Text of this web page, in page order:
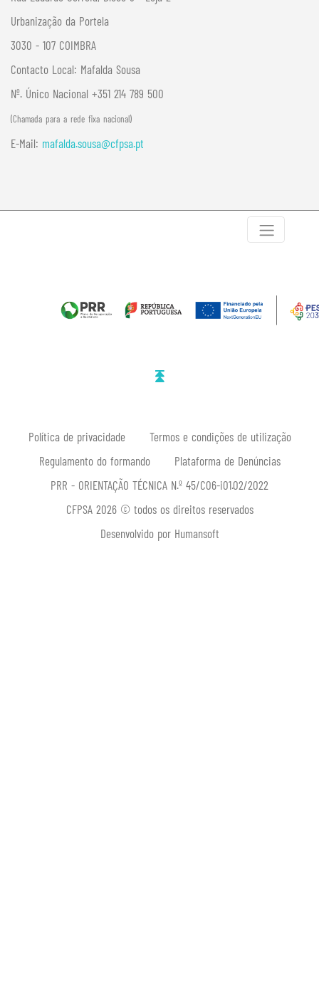
Urbanização da Portela
3030 - 107 COIMBRA
Contacto Local: Mafalda Sousa
Nº. Único Nacional +351 214 789 500
(Chamada para a rede fixa nacional)
E-Mail: mafalda.sousa@cfpsa.pt
Política de privacidade
Termos e condições de utilização
Regulamento do formando
Plataforma de Denúncias
PRR - ORIENTAÇÃO TÉCNICA N.º 45/C06-i01.02/2022
CFPSA 2026 © todos os direitos reservados
Desenvolvido por Humansoft